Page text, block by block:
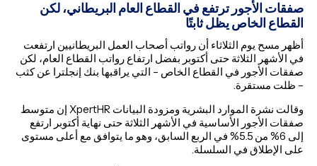
صفقات الأجور ترتفع في القطاع العام البريطاني، لكن
القطاع الخاص يظل ثابتًا
أظهر مسح يوم الثلاثاء أن رواتب أصحاب العمل البريطانيين ارتفعت
في الأشهر الثلاثة حتى أكتوبر بفضل ارتفاع رواتب القطاع العام، لكن
صفقات الأجور في القطاع الخاص – التي يراقبها بنك إنجلترا عن كثب
– ظلت مستقرة.
وقالت نشرة الموارد البشرية ومزودة البيانات XpertHR إن متوسط
صفقات الأجور الأساسية في الأشهر الثلاثة حتى نهاية أكتوبر ارتفع
إلى 6% من 5.5% في الربع السابق، وهو ما يتوافق مع أعلى مستوى
على الإطلاق في السلسلة.